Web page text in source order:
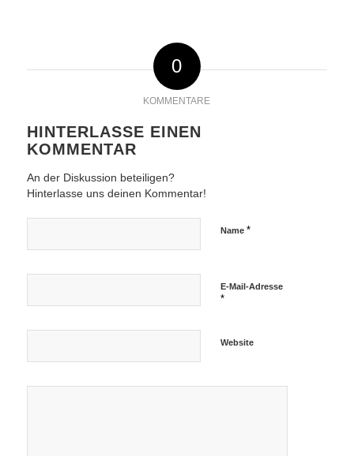
0
KOMMENTARE
HINTERLASSE EINEN
KOMMENTAR
An der Diskussion beteiligen?
Hinterlasse uns deinen Kommentar!
Name *
E-Mail-Adresse
*
Website